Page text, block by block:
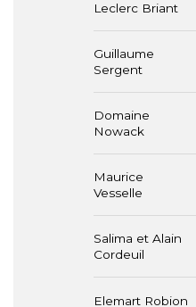
Leclerc Briant
Guillaume
Sergent
Domaine
Nowack
Maurice
Vesselle
Salima et Alain
Cordeuil
Elemart Robion